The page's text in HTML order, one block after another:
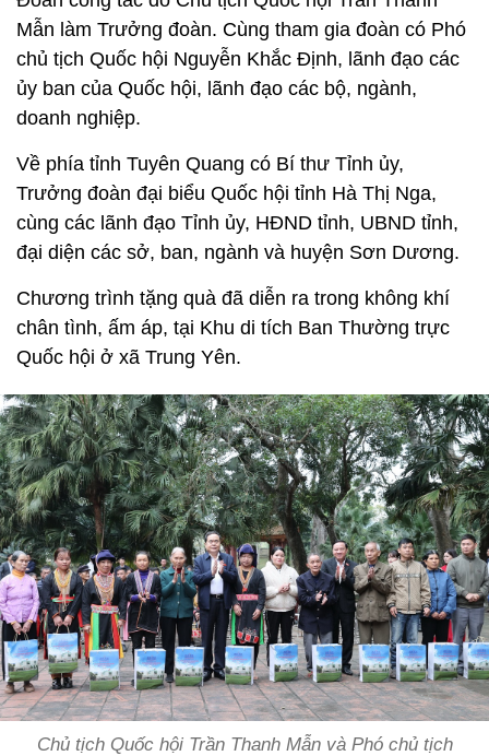
Mẫn làm Trưởng đoàn. Cùng tham gia đoàn có Phó
chủ tịch Quốc hội Nguyễn Khắc Định, lãnh đạo các
ủy ban của Quốc hội, lãnh đạo các bộ, ngành,
doanh nghiệp.
Về phía tỉnh Tuyên Quang có Bí thư Tỉnh ủy,
Trưởng đoàn đại biểu Quốc hội tỉnh Hà Thị Nga,
cùng các lãnh đạo Tỉnh ủy, HĐND tỉnh, UBND tỉnh,
đại diện các sở, ban, ngành và huyện Sơn Dương.
Chương trình tặng quà đã diễn ra trong không khí
chân tình, ấm áp, tại Khu di tích Ban Thường trực
Quốc hội ở xã Trung Yên.
Chủ tịch Quốc hội Trần Thanh Mẫn và Phó chủ tịch